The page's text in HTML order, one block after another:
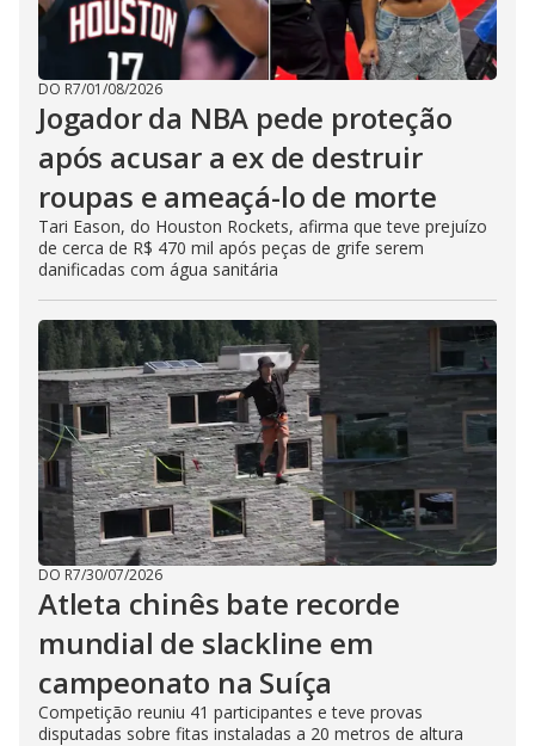
DO R7/01/08/2026
Jogador da NBA pede proteção
após acusar a ex de destruir
roupas e ameaçá-lo de morte
Tari Eason, do Houston Rockets, afirma que teve prejuízo
de cerca de R$ 470 mil após peças de grife serem
danificadas com água sanitária
DO R7/30/07/2026
Atleta chinês bate recorde
mundial de slackline em
campeonato na Suíça
Competição reuniu 41 participantes e teve provas
disputadas sobre fitas instaladas a 20 metros de altura